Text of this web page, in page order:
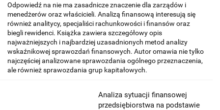
Odpowiedź na nie ma zasadnicze znaczenie dla zarządów i
menedżerów oraz właścicieli. Analizą finansową interesują się
również analitycy, specjaliści rachunkowości i finansów oraz
biegli rewidenci. Książka zawiera szczegółowy opis
najważniejszych i najbardziej uzasadnionych metod analizy
wskaźnikowej sprawozdań finansowych. Autor omawia nie tylko
najczęściej analizowane sprawozdania ogólnego przeznaczenia,
ale również sprawozdania grup kapitałowych.
Analiza sytuacji finansowej
przedsiębiorstwa na podstawie